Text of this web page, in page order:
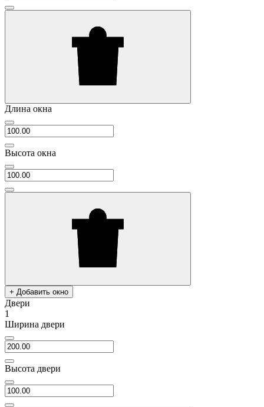
Длина окна
Высота окна
+ Добавить окно
Двери
1
Ширина двери
Высота двери